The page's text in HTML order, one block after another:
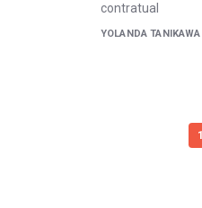
contratual
YOLANDA TANIKAWA
1